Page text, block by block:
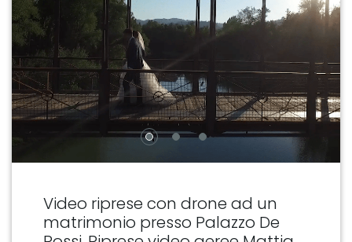
Video riprese con drone ad un
matrimonio presso Palazzo De